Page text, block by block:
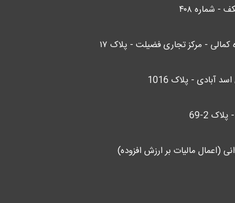
شماره ۴۰۸
- مرکز تجاری فضیلت - پلاک ۱۷
آبادی - پلاک 1016
2-69